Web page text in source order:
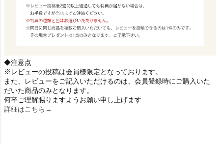
◆注意点
※レビューの投稿は会員様限定となっております。
また、レビューをご記入いただけるのは、会員登録時にご購入いた
だいた商品のみとなります。
何卒ご理解賜りますようお願い申し上げます
詳細はこちら→